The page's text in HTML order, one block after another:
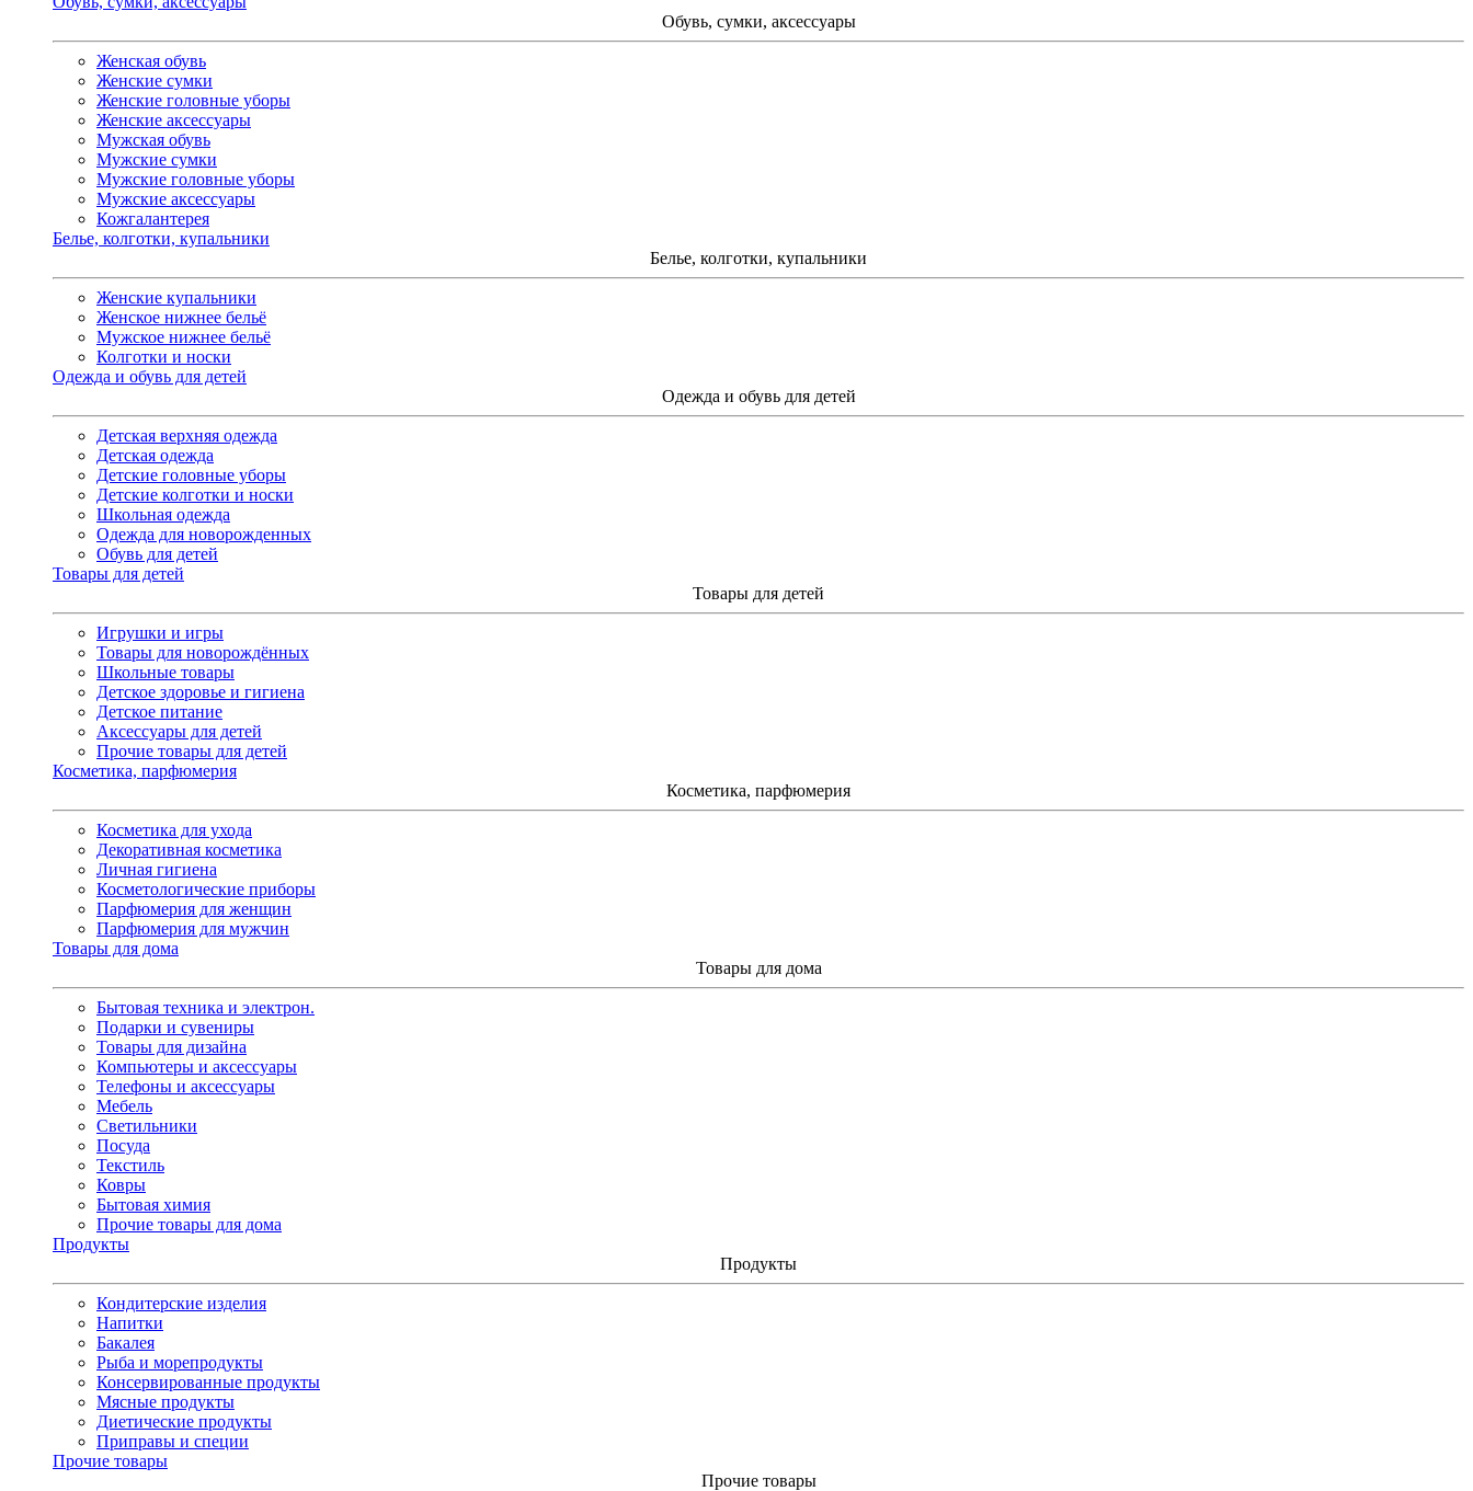
Обувь, сумки, аксессуары
Женская обувь
Женские сумки
Женские головные уборы
Женские аксессуары
Мужская обувь
Мужские сумки
Мужские головные уборы
Мужские аксессуары
Кожгалантерея
Белье, колготки, купальники
Белье, колготки, купальники
Женские купальники
Женское нижнее бельё
Мужское нижнее бельё
Колготки и носки
Одежда и обувь для детей
Одежда и обувь для детей
Детская верхняя одежда
Детская одежда
Детские головные уборы
Детские колготки и носки
Школьная одежда
Одежда для новорожденных
Обувь для детей
Товары для детей
Товары для детей
Игрушки и игры
Товары для новорождённых
Школьные товары
Детское здоровье и гигиена
Детское питание
Аксессуары для детей
Прочие товары для детей
Косметика, парфюмерия
Косметика, парфюмерия
Косметика для ухода
Декоративная косметика
Личная гигиена
Косметологические приборы
Парфюмерия для женщин
Парфюмерия для мужчин
Товары для дома
Товары для дома
Бытовая техника и электрон.
Подарки и сувениры
Товары для дизайна
Компьютеры и аксессуары
Телефоны и аксессуары
Мебель
Светильники
Посуда
Текстиль
Ковры
Бытовая химия
Прочие товары для дома
Продукты
Продукты
Кондитерские изделия
Напитки
Бакалея
Рыба и морепродукты
Консервированные продукты
Мясные продукты
Диетические продукты
Приправы и специи
Прочие товары
Прочие товары